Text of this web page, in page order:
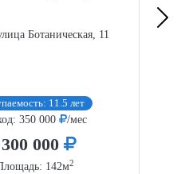
Ботаническая, 11
11.5 лет
350 000
/мес
000
142м2